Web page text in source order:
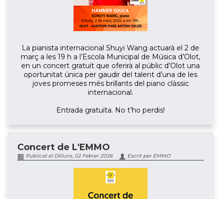
La pianista internacional Shuyi Wang actuarà el 2 de
març a les 19 h a l’Escola Municipal de Música d’Olot,
en un concert gratuït que oferirà al públic d’Olot una
oportunitat única per gaudir del talent d’una de les
joves promeses més brillants del piano clàssic
internacional.
Entrada gratuïta. No t’ho perdis!
Concert de L'EMMO
Publicat el Dilluns, 02 Febrer 2026 Escrit per EMMO